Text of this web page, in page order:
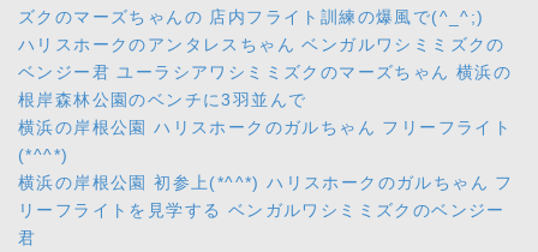
ズクのマーズちゃんの 店内フライト訓練の爆風で(^_^;)
ハリスホークのアンタレスちゃん ベンガルワシミミズクの
ベンジー君 ユーラシアワシミミズクのマーズちゃん 横浜の
根岸森林公園のベンチに3羽並んで
横浜の岸根公園 ハリスホークのガルちゃん フリーフライト
(*^^*)
横浜の岸根公園 初参上(*^^*) ハリスホークのガルちゃん フ
リーフライトを見学する ベンガルワシミミズクのベンジー
君